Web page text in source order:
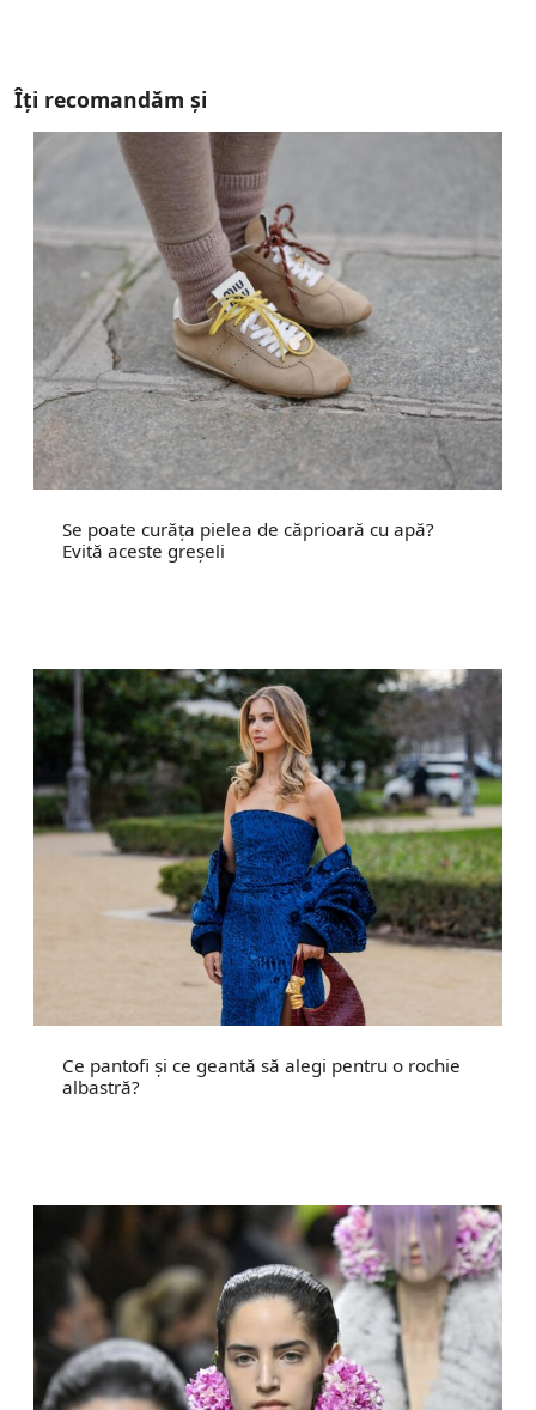
Îți recomandăm și
Se poate curăța pielea de căprioară cu apă?
Evită aceste greșeli
Ce pantofi și ce geantă să alegi pentru o rochie
albastră?